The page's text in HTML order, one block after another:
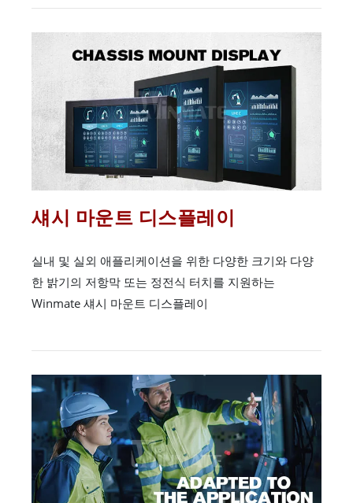
섀시 마운트 디스플레이
실내 및 실외 애플리케이션을 위한 다양한 크기와 다양
한 밝기의 저항막 또는 정전식 터치를 지원하는
Winmate 섀시 마운트 디스플레이